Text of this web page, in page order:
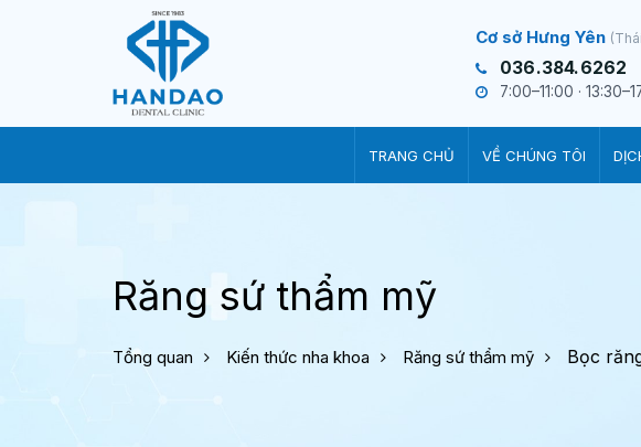
Cơ sở Hưng Yên
036.384.6262
7:00–11:00 ·
TRANG CHỦ VỀ CHÚNG TÔI
Răng sứ thẩm mỹ
Tổng quan Kiến thức nha khoa Răng sứ thẩm mỹ Bọc